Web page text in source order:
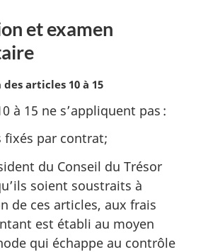
et examen
articles 10 à 15
à 15 ne s’appliquent pas :
fixés par contrat;
du Conseil du Trésor
soient soustraits à
de ces articles, aux frais
est établi au moyen
qui échappe au contrôle